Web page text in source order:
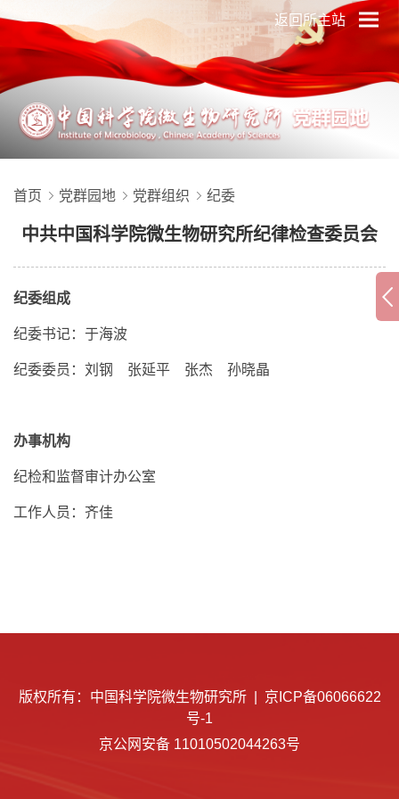
返回所主站
首页 党群园地 党群组织 纪委
中共中国科学院微生物研究所纪律检查委员会
纪委组成
纪委书记：于海波
纪委委员：刘钢 张延平 张杰 孙晓晶
办事机构
纪检和监督审计办公室
工作人员：齐佳
版权所有：中国科学院微生物研究所 | 京ICP备06066622
号-1
京公网安备 11010502044263号